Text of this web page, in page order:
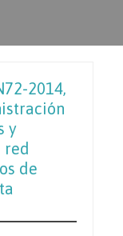
2014,
y
red
de